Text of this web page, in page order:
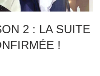
2 : LA SUITE
!